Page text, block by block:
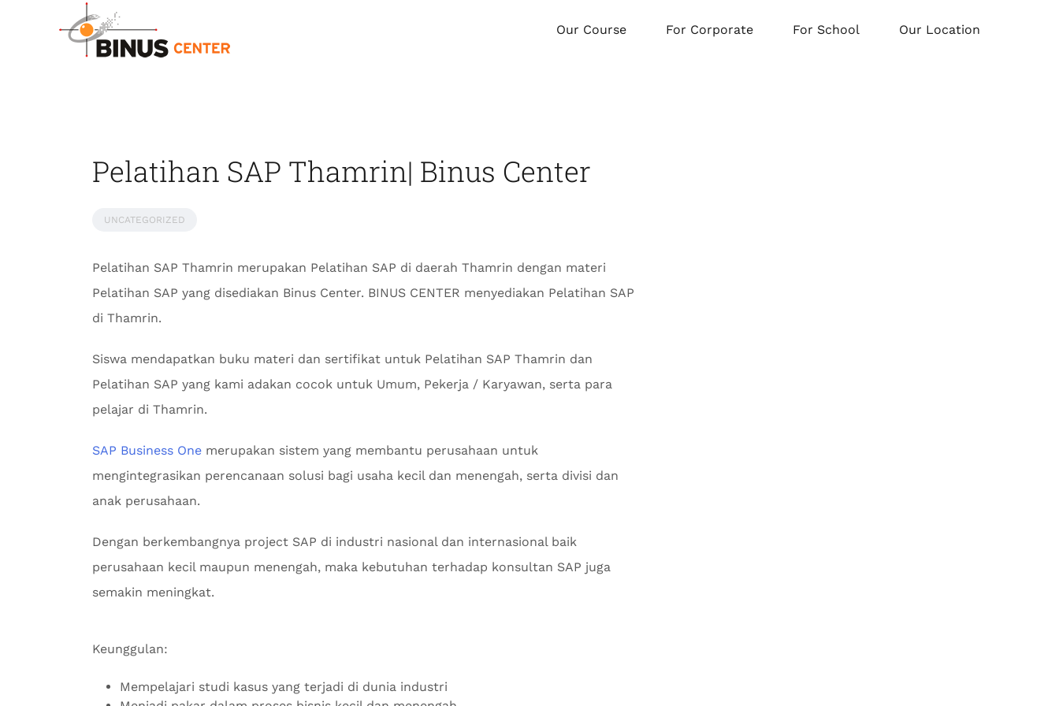
Our Course For Corporate For School Our Location
Pelatihan SAP Thamrin| Binus Center
UNCATEGORIZED
Pelatihan SAP Thamrin merupakan Pelatihan SAP di daerah Thamrin dengan materi
Pelatihan SAP yang disediakan Binus Center. BINUS CENTER menyediakan Pelatihan SAP
di Thamrin.
Siswa mendapatkan buku materi dan sertifikat untuk Pelatihan SAP Thamrin dan
Pelatihan SAP yang kami adakan cocok untuk Umum, Pekerja / Karyawan, serta para
pelajar di Thamrin.
SAP Business One merupakan sistem yang membantu perusahaan untuk
mengintegrasikan perencanaan solusi bagi usaha kecil dan menengah, serta divisi dan
anak perusahaan.
Dengan berkembangnya project SAP di industri nasional dan internasional baik
perusahaan kecil maupun menengah, maka kebutuhan terhadap konsultan SAP juga
semakin meningkat.
Keunggulan:
Mempelajari studi kasus yang terjadi di dunia industri